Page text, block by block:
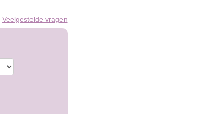
Veelgestelde vragen